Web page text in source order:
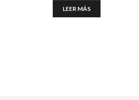
LEER MÁS